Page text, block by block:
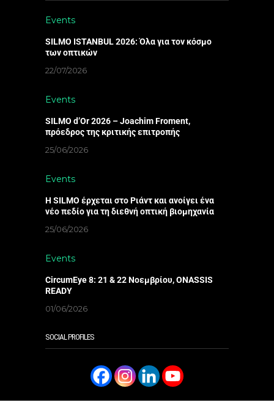
Events
SILMO ISTANBUL 2026: Όλα για τον κόσμο
των οπτικών
22/07/2026
Events
SILMO d’Or 2026 – Joachim Froment,
πρόεδρος της κριτικής επιτροπής
25/06/2026
Events
Η SILMO έρχεται στο Ριάντ και ανοίγει ένα
νέο πεδίο για τη διεθνή οπτική βιομηχανία
25/06/2026
Events
CircumEye 8: 21 & 22 Νοεμβρίου, ONASSIS
READY
01/06/2026
SOCIAL PROFILES